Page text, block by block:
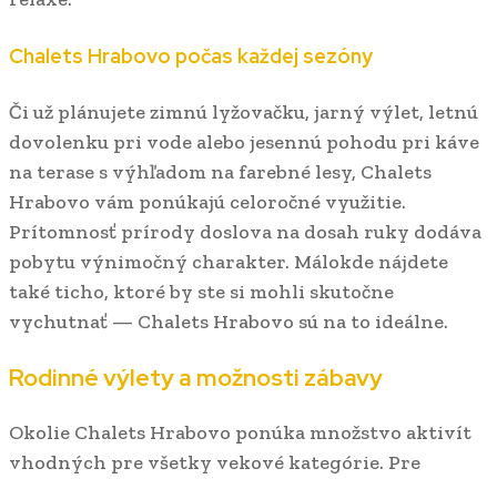
Chalets Hrabovo počas každej sezóny
Či už plánujete zimnú lyžovačku, jarný výlet, letnú
dovolenku pri vode alebo jesennú pohodu pri káve
na terase s výhľadom na farebné lesy, Chalets
Hrabovo vám ponúkajú celoročné využitie.
Prítomnosť prírody doslova na dosah ruky dodáva
pobytu výnimočný charakter. Málokde nájdete
také ticho, ktoré by ste si mohli skutočne
vychutnať — Chalets Hrabovo sú na to ideálne.
Rodinné výlety a možnosti zábavy
Okolie Chalets Hrabovo ponúka množstvo aktivít
vhodných pre všetky vekové kategórie. Pre